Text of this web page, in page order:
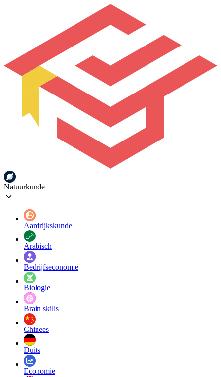
Natuurkunde
Aardrijkskunde
Arabisch
Bedrijfseconomie
Biologie
Brain skills
Chinees
Duits
Economie